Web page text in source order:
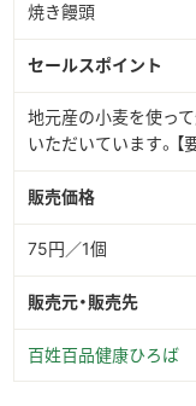
焼き饅頭
セールスポイント
地元産の小麦を使っ
いただいています。【
販売価格
75円／1個
販売元・販売先
百姓百品健康ひろば